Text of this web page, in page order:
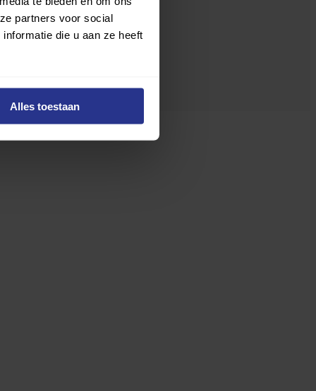
partners voor social
die u aan ze heeft
Alles toestaan